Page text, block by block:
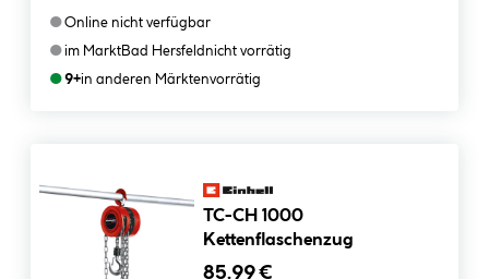
●Online nicht verfügbar
●im MarktBad Hersfeldnicht vorrätig
●9+in anderen Märktenvorrätig
TC-CH 1000
Kettenflaschenzug
85.99 €